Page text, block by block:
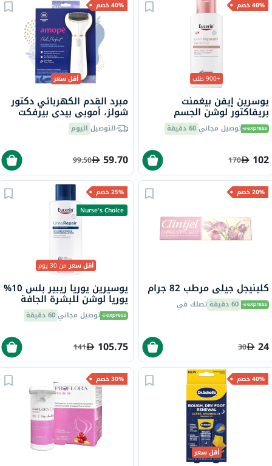
40% خصم
+900 طلب
يوسرين إيفن بيغمنت
بريفاكتور لوشن الجسم
اليومي 250 ملتوصيل مجاني60 دقيقة
102
170
40% خصم
أقل سعر
مبرد القدم الكهربائي دكتور
شولز، أموبي بيدي بيرفكت
التوصيل اليوم
59.70
99.50
20% خصم
كلينيجل جيلي مرطب 82 جرام
60 دقيقة تصلك في
24
30
25% خصم
Nurse's Choice
أقل سعرمن 30 يوم
يوسيرين يوريا ريبير بلس 10%
يوريا لوشن للبشرة الجافة
والخشنة 250 ملتوصيل مجاني60 دقيقة
105.75
141
40% خصم
أقل سعر
30% خصم